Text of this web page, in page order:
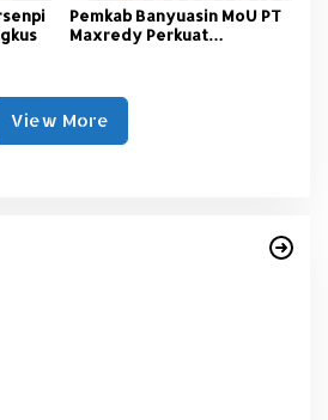
Pemkab Banyuasin MoU PT
Maxredy Perkuat
View More